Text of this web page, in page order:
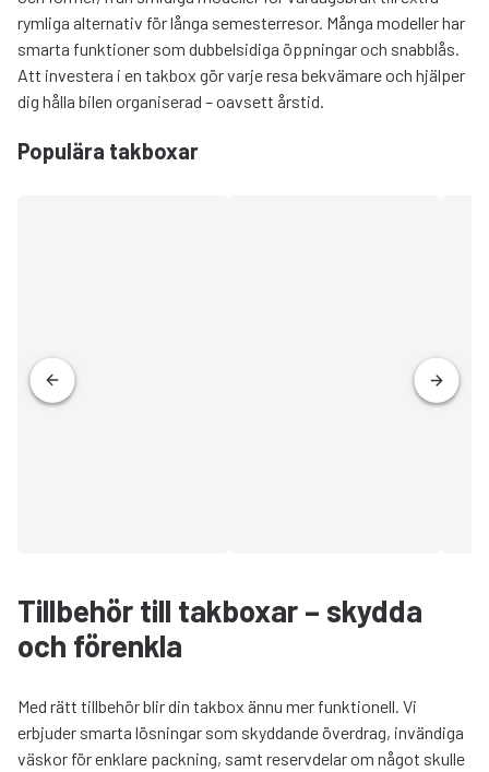
rymliga alternativ för långa semesterresor. Många modeller har
smarta funktioner som dubbelsidiga öppningar och snabblås.
Att investera i en takbox gör varje resa bekvämare och hjälper
dig hålla bilen organiserad – oavsett årstid.
Populära takboxar
Tillbehör till takboxar – skydda
och förenkla
Med rätt tillbehör blir din takbox ännu mer funktionell. Vi
erbjuder smarta lösningar som skyddande överdrag, invändiga
väskor för enklare packning, samt reservdelar om något skulle